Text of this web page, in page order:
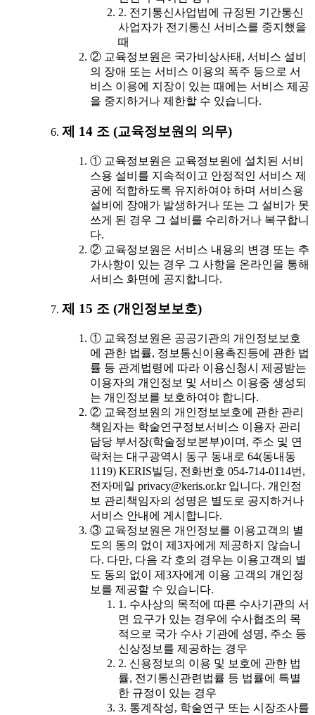
2. 전기통신사업법에 규정된 기간통신
사업자가 전기통신 서비스를 중지했을
때
② 교육정보원은 국가비상사태, 서비스 설비
의 장애 또는 서비스 이용의 폭주 등으로 서
비스 이용에 지장이 있는 때에는 서비스 제공
을 중지하거나 제한할 수 있습니다.
제 14 조 (교육정보원의 의무)
① 교육정보원은 교육정보원에 설치된 서비
스용 설비를 지속적이고 안정적인 서비스 제
공에 적합하도록 유지하여야 하며 서비스용
설비에 장애가 발생하거나 또는 그 설비가 못
쓰게 된 경우 그 설비를 수리하거나 복구합니
다.
② 교육정보원은 서비스 내용의 변경 또는 추
가사항이 있는 경우 그 사항을 온라인을 통해
서비스 화면에 공지합니다.
제 15 조 (개인정보보호)
① 교육정보원은 공공기관의 개인정보보호
에 관한 법률, 정보통신이용촉진등에 관한 법
률 등 관계법령에 따라 이용신청시 제공받는
이용자의 개인정보 및 서비스 이용중 생성되
는 개인정보를 보호하여야 합니다.
② 교육정보원의 개인정보보호에 관한 관리
책임자는 학술연구정보서비스 이용자 관리
담당 부서장(학술정보본부)이며, 주소 및 연
락처는 대구광역시 동구 동내로 64(동내동
1119) KERIS빌딩, 전화번호 054-714-0114번,
전자메일 privacy@keris.or.kr 입니다. 개인정
보 관리책임자의 성명은 별도로 공지하거나
서비스 안내에 게시합니다.
③ 교육정보원은 개인정보를 이용고객의 별
도의 동의 없이 제3자에게 제공하지 않습니
다. 다만, 다음 각 호의 경우는 이용고객의 별
도 동의 없이 제3자에게 이용 고객의 개인정
보를 제공할 수 있습니다.
1. 수사상의 목적에 따른 수사기관의 서
면 요구가 있는 경우에 수사협조의 목
적으로 국가 수사 기관에 성명, 주소 등
신상정보를 제공하는 경우
2. 신용정보의 이용 및 보호에 관한 법
률, 전기통신관련법률 등 법률에 특별
한 규정이 있는 경우
3. 통계작성, 학술연구 또는 시장조사를